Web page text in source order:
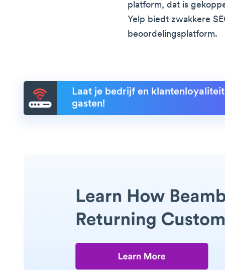
platform, dat is
Yelp biedt zwakkere
beoordelingsplatform.
Laat je bedrijf en
gasten!